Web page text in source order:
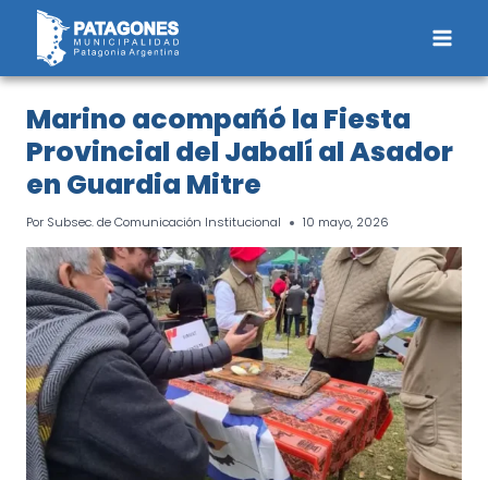
Saltar
contenido
Marino acompañó la Fiesta
Provincial del Jabalí al Asador
en Guardia Mitre
Por Subsec. de Comunicación Institucional 10 mayo, 2026